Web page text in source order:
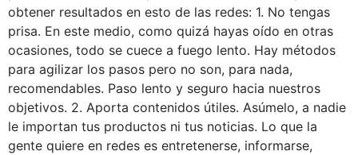
obtener resultados en esto de las redes: 1. No tengas
prisa. En este medio, como quizá hayas oído en otras
ocasiones, todo se cuece a fuego lento. Hay métodos
para agilizar los pasos pero no son, para nada,
recomendables. Paso lento y seguro hacia nuestros
objetivos. 2. Aporta contenidos útiles. Asúmelo, a nadie
le importan tus productos ni tus noticias. Lo que la
gente quiere en redes es entretenerse, informarse,